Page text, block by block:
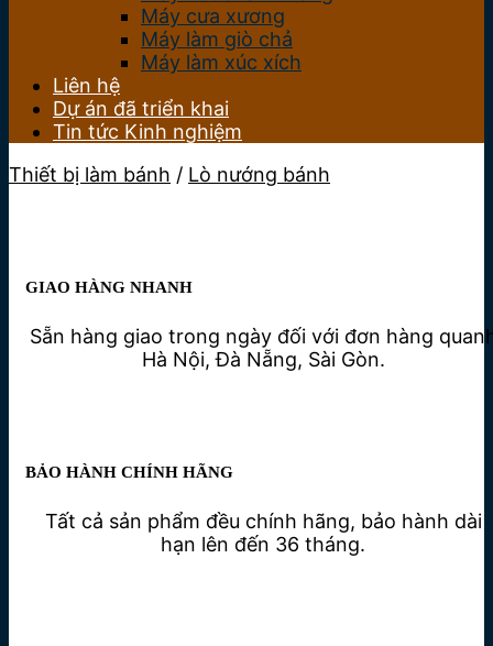
Máy cưa xương
Máy làm giò chả
Máy làm xúc xích
Liên hệ
Dự án đã triển khai
Tin tức Kinh nghiệm
Thiết bị làm bánh / Lò nướng bánh
GIAO HÀNG NHANH
Sẵn hàng giao trong ngày đối với đơn hàng
Hà Nội, Đà Nẵng, Sài Gòn.
BẢO HÀNH CHÍNH HÃNG
Tất cả sản phẩm đều chính hãng, bảo hành dài
hạn lên đến 36 tháng.